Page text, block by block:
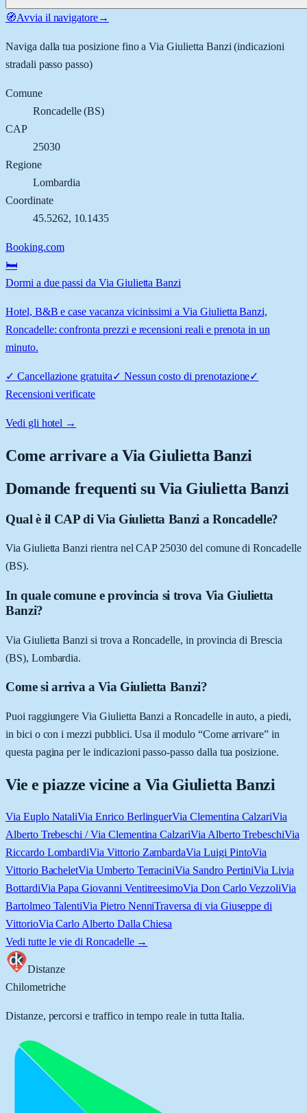
🧭Avvia il navigatore→
Naviga dalla tua posizione fino aVia Giulietta Banzi (indicazioni
stradali passo passo)
Comune
Roncadelle(BS)
CAP
25030
Regione
Lombardia
Coordinate
45.5262, 10.1435
Booking.com
🛏️
Dormi a due passi da Via Giulietta Banzi
Hotel, B&B e case vacanza vicinissimi a Via Giulietta Banzi,
Roncadelle: confronta prezzi e recensioni reali e prenota in un
minuto.
✓ Cancellazione gratuita✓ Nessun costo di prenotazione✓
Recensioni verificate
Vedi gli hotel →
Come arrivare aVia Giulietta Banzi
Domande frequenti su Via Giulietta Banzi
Qual è il CAP di Via Giulietta Banzi a Roncadelle?
Via Giulietta Banzi rientra nel CAP 25030 del comune di Roncadelle
(BS).
In quale comune e provincia si trova Via Giulietta
Banzi?
Via Giulietta Banzi si trova a Roncadelle, in provincia di Brescia
(BS), Lombardia.
Come si arriva a Via Giulietta Banzi?
Puoi raggiungere Via Giulietta Banzi a Roncadelle in auto, a piedi,
in bici o con i mezzi pubblici. Usa il modulo “Come arrivare” in
questa pagina per le indicazioni passo-passo dalla tua posizione.
Vie e piazze vicine a Via Giulietta Banzi
Via Euplo NataliVia Enrico BerlinguerVia Clementina CalzariVia
Alberto Trebeschi / Via Clementina CalzariVia Alberto TrebeschiVia
Riccardo LombardiVia Vittorio ZambardaVia Luigi PintoVia
Vittorio BacheletVia Umberto TerraciniVia Sandro PertiniVia Livia
BottardiVia Papa Giovanni VentitreesimoVia Don Carlo VezzoliVia
Bartolmeo TalentiVia Pietro NenniTraversa di via Giuseppe di
VittorioVia Carlo Alberto Dalla Chiesa
Vedi tutte le vie di Roncadelle→
Distanze
Chilometriche
Distanze, percorsi e traffico in tempo reale in tutta Italia.